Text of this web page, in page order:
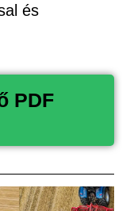
és
PDF